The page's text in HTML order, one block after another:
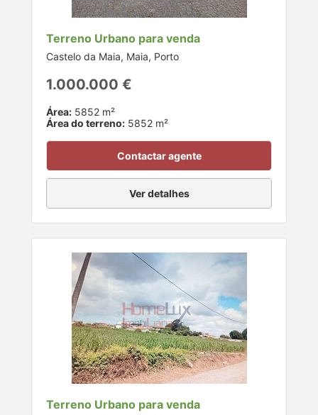
Terreno Urbano para venda
Castelo da Maia, Maia, Porto
1.000.000 €
Área: 5852 m²
Área do terreno: 5852 m²
Contactar agente
Ver detalhes
Terreno Urbano para venda